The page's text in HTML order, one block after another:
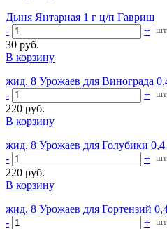
Дыня Янтарная 1 г ц/п Гавриш
-
+ шт.
30 руб.
В корзину
жид. 8 Урожаев для Винограда
-
+ шт.
220 руб.
В корзину
жид. 8 Урожаев для Голубики
-
+ шт.
220 руб.
В корзину
жид. 8 Урожаев для Гортензий
-
+ шт.